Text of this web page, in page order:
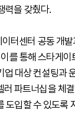
력을 갖췄다.
터센터 공동 개
를 통해 스타게이
업 대상 컨설팅과
파트너십을 체
입할 수 있도록